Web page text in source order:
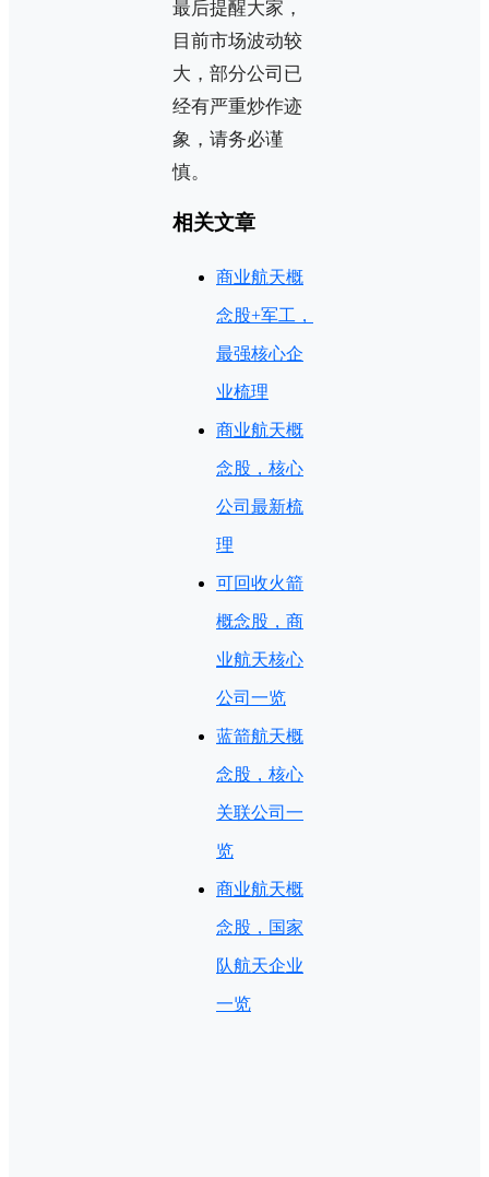
最后提醒大家，
目前市场波动较
大，部分公司已
经有严重炒作迹
象，请务必谨
慎。
相关文章
商业航天概
念股+军工，
最强核心企
业梳理
商业航天概
念股，核心
公司最新梳
理
可回收火箭
概念股，商
业航天核心
公司一览
蓝箭航天概
念股，核心
关联公司一
览
商业航天概
念股，国家
队航天企业
一览